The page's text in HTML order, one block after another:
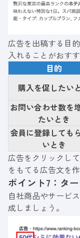
広告を出稿する目
入れることがおすす
目的
購入を促したい
お問い合わせ数を
たいとき
会員に登録しても
いとき
広告をクリックし
をもてる広告文を
ポイント7：タ
自社商品やサービ
成しましょう。